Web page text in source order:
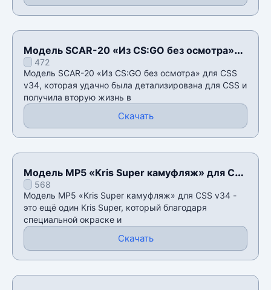
Модель SCAR-20 «Из CS:GO без осмотра»
для CSS v34
472
Модель SCAR-20 «Из CS:GO без осмотра» для CSS
v34, которая удачно была детализирована для CSS и
получила вторую жизнь в
Скачать
Модель MP5 «Kris Super камуфляж» для CSS
v34568
Модель MP5 «Kris Super камуфляж» для CSS v34 -
это ещё один Kris Super, который благодаря
специальной окраске и
Скачать